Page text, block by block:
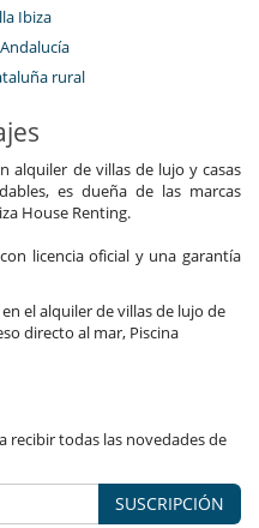
Ibiza
rural
alquiler de villas de lujo y casas
es dueña de las marcas
House Renting.
licencia oficial y una garantía
el alquiler de villas de lujo de
directo al mar, Piscina
recibir todas las novedades de
SUSCRIPCIÓN